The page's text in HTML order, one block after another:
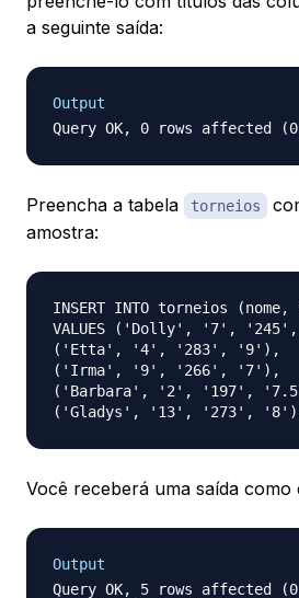
a seguinte saída:
Output
Preencha a tabela torneios
amostra:
INSERT INTO torneios
VALUES ('Dolly', '7',
('Etta', '4', '283', '9'),
('Irma', '9', '266', '7'),
('Barbara', '2', '197',
Você receberá uma saída como
Output
Query OK, 5 rows affected